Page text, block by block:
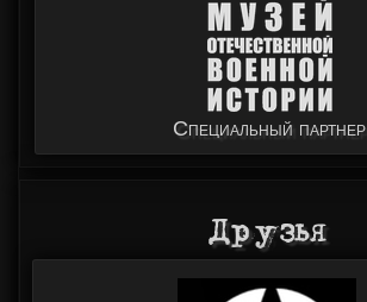
Специальный партнер
Друзья